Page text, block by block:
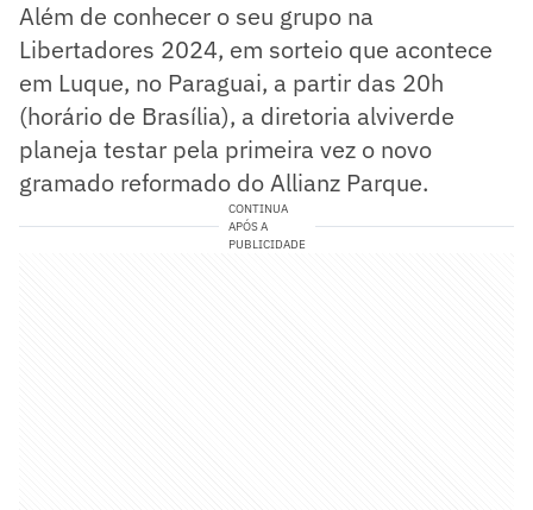
Além de conhecer o seu grupo na
Libertadores 2024, em sorteio que acontece
em Luque, no Paraguai, a partir das 20h
(horário de Brasília), a diretoria alviverde
planeja testar pela primeira vez o novo
gramado reformado do Allianz Parque.
CONTINUA
APÓS A
PUBLICIDADE